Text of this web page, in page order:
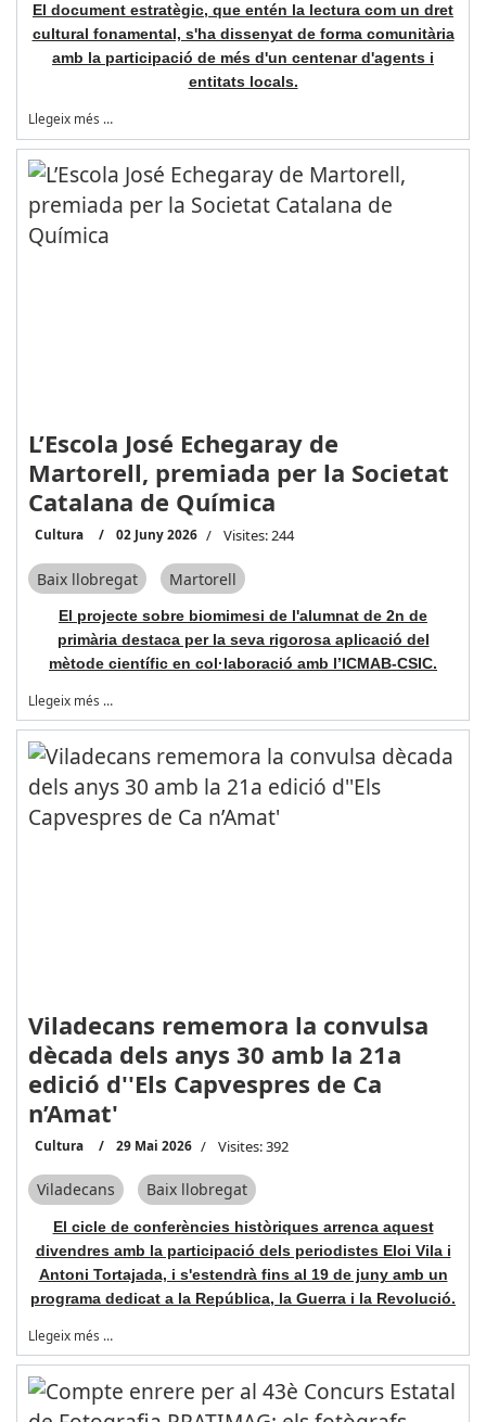
El document estratègic, que entén la lectura com un dret
cultural fonamental, s'ha dissenyat de forma comunitària
amb la participació de més d'un centenar d'agents i
entitats locals.
Llegeix més …
L’Escola José Echegaray de
Martorell, premiada per la Societat
Catalana de Química
Cultura 02 Juny 2026 Visites: 244
Baix llobregat Martorell
El projecte sobre biomimesi de l'alumnat de 2n de
primària destaca per la seva rigorosa aplicació del
mètode científic en col·laboració amb l’ICMAB-CSIC.
Llegeix més …
Viladecans rememora la convulsa
dècada dels anys 30 amb la 21a
edició d''Els Capvespres de Ca
n’Amat'
Cultura 29 Mai 2026 Visites: 392
Viladecans Baix llobregat
El cicle de conferències històriques arrenca aquest
divendres amb la participació dels periodistes Eloi Vila i
Antoni Tortajada, i s'estendrà fins al 19 de juny amb un
programa dedicat a la República, la Guerra i la Revolució.
Llegeix més …